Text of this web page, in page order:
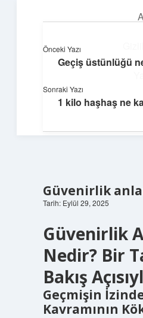
Günlük
Farklı bakış
Güvenirlik
Tarih: Eylül 29, 2025
Güvenirlik
Nedir? Bir
Bakış
Geçmişin
Kavramının
Önceki Yazı
Geçiş üstünlüğü
Sonraki Yazı
1 kilo haşhaş ne